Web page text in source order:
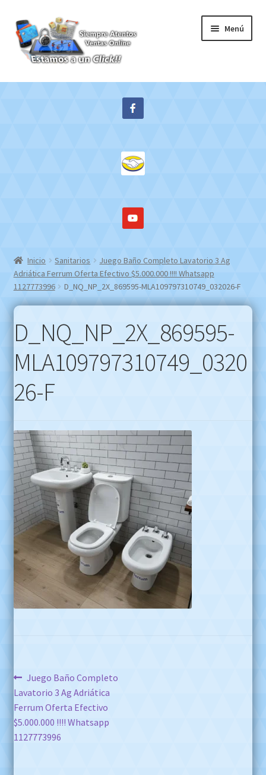
Ir
a
la
navegación
Ir
al
contenido
Menú
Inicio
Inicio Sanitarios
Juego Baño Completo Lavatorio 3 Ag
Adriática Ferrum Oferta Efectivo $5.000.000 !!!! Whatsapp
1127773996
D_NQ_NP_2X_869595-MLA109797310749_032026-F
D_NQ_NP_2X_869595-
MLA109797310749_0320
26-F
Navegación
de
entradas
Anterior:
Juego Baño Completo
Lavatorio 3 Ag Adriática
Ferrum Oferta Efectivo
$5.000.000 !!!! Whatsapp
1127773996